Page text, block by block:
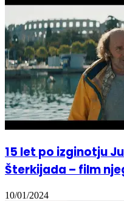
15 let po izginotju
Šterkijada – film
10/01/2024